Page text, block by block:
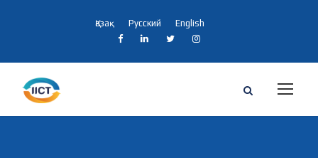
Қазақ Русский English